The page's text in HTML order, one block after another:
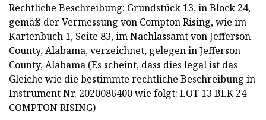
Rechtliche Beschreibung: Grundstück 13, in Block 24,
gemäß der Vermessung von Compton Rising, wie im
Kartenbuch 1, Seite 83, im Nachlassamt von Jefferson
County, Alabama, verzeichnet, gelegen in Jefferson
County, Alabama (Es scheint, dass dies legal ist das
Gleiche wie die bestimmte rechtliche Beschreibung in
Instrument Nr. 2020086400 wie folgt: LOT 13 BLK 24
COMPTON RISING)